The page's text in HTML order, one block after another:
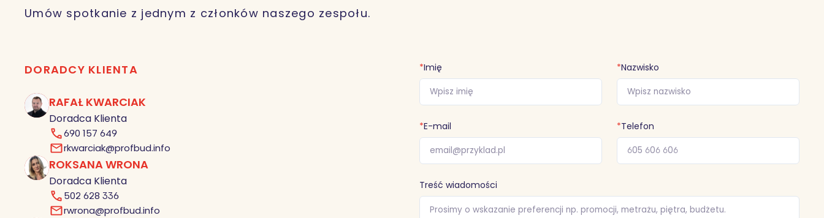
Umów spotkanie z jednym z członków naszego zespołu.
DORADCY KLIENTA
RK RAFAŁ KWARCIAK
Doradca Klienta
690 157 649
rkwarciak@profbud.info
RW ROKSANA WRONA
Doradca Klienta
502 628 336
rwrona@profbud.info
*Imię *Nazwisko
*E-mail *Telefon
Treść wiadomości